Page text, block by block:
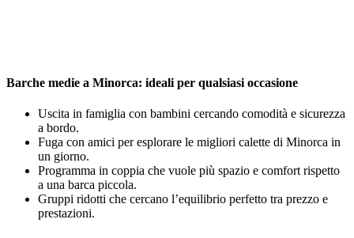
Barche medie a Minorca: ideali per qualsiasi occasione
Uscita in famiglia con bambini cercando comodità e sicurezza
a bordo.
Fuga con amici per esplorare le migliori calette di Minorca in
un giorno.
Programma in coppia che vuole più spazio e comfort rispetto
a una barca piccola.
Gruppi ridotti che cercano l’equilibrio perfetto tra prezzo e
prestazioni.